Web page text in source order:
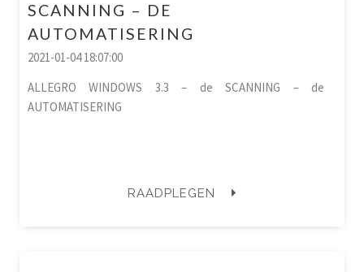
SCANNING – DE
AUTOMATISERING
2021-01-04 18:07:00
ALLEGRO WINDOWS 3.3 – de SCANNING – de
AUTOMATISERING
RAADPLEGEN